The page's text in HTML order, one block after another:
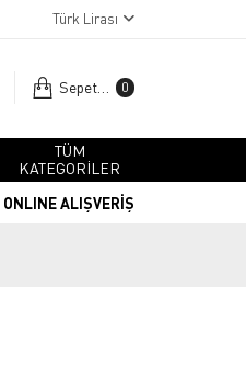
Türk Lirası
Sepetim 0
TÜM
KATEGORİLER
ONLINE ALIŞVERİŞ